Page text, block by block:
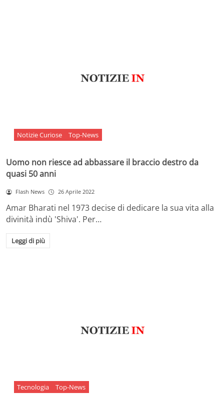
Notizie Curiose Top-News
Uomo non riesce ad abbassare il braccio destro da
quasi 50 anni
Flash News 26 Aprile 2022
Amar Bharati nel 1973 decise di dedicare la sua vita alla
divinità indù 'Shiva'. Per…
Leggi di più
Tecnologia Top-News